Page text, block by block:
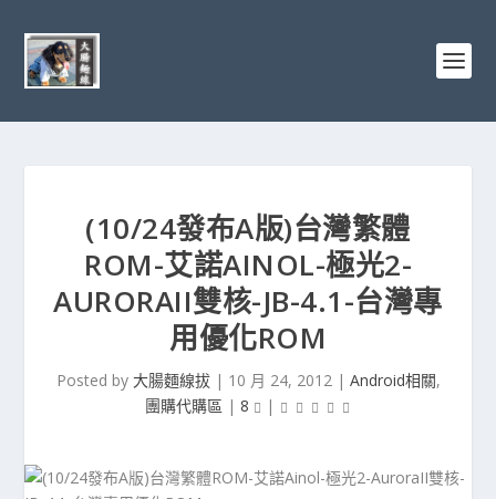
(10/24發布A版)台灣繁體
ROM-艾諾AINOL-極光2-
AURORAII雙核-JB-4.1-台灣專
用優化ROM
Posted by 大腸麵線拔| 10 月 24, 2012| Android相關,
團購代購區 | 8 |